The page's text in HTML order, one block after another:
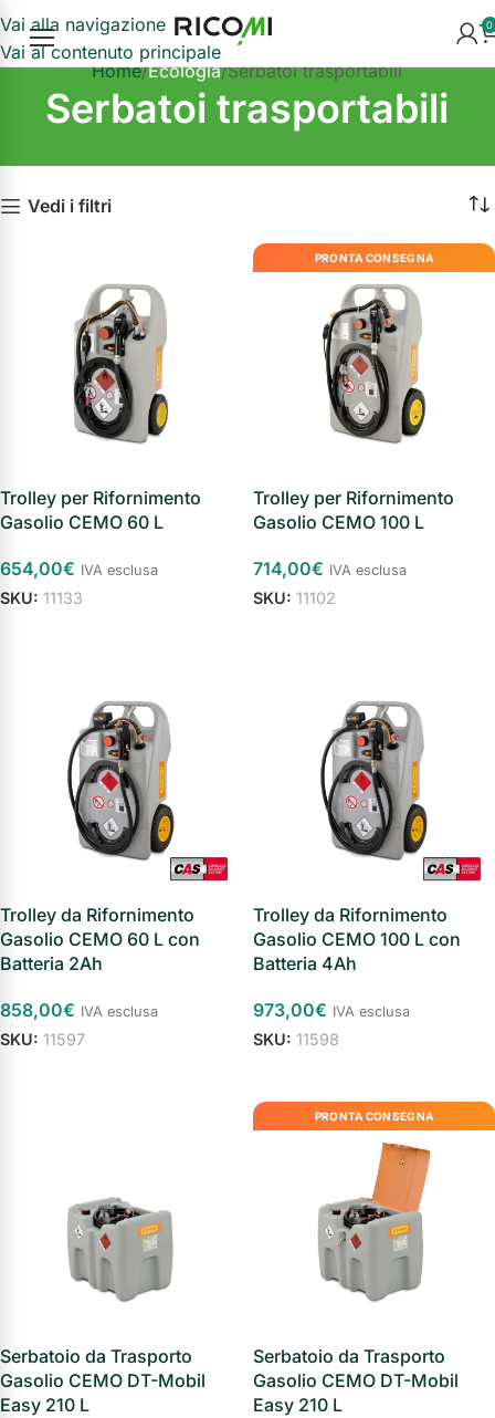
Vai alla navigazione
Vai al contenuto principale
0
Home Ecologia Serbatoi trasportabili
Serbatoi trasportabili
Vedi i filtri
Trolley per Rifornimento
Gasolio CEMO 60 L
654,00€ IVA esclusa
SKU: 11133
PRONTA CONSEGNA
Trolley per Rifornimento
Gasolio CEMO 100 L
714,00€ IVA esclusa
SKU: 11102
Trolley da Rifornimento
Gasolio CEMO 60 L con
Batteria 2Ah
858,00€ IVA esclusa
SKU: 11597
Trolley da Rifornimento
Gasolio CEMO 100 L con
Batteria 4Ah
973,00€ IVA esclusa
SKU: 11598
Serbatoio da Trasporto
Gasolio CEMO DT-Mobil
Easy 210 L
PRONTA CONSEGNA
Serbatoio da Trasporto
Gasolio CEMO DT-Mobil
Easy 210 L